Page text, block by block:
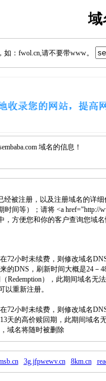
域
：fwol.cn,请不要带www。
域名的信息！
经被注册，以及注册域名的详
间等）；请将 <a href="http://
，方便您和你的客户查询您域
72小时未续费，则修改域名
的DNS，刷新时间大概是24－
Redemption），此期间域名无
以重新注册。
72小时未续费，则修改域名
天的高价赎回期，此期间域名
域名将随时被删除
3g.jfpwewv.cn 8km.cn